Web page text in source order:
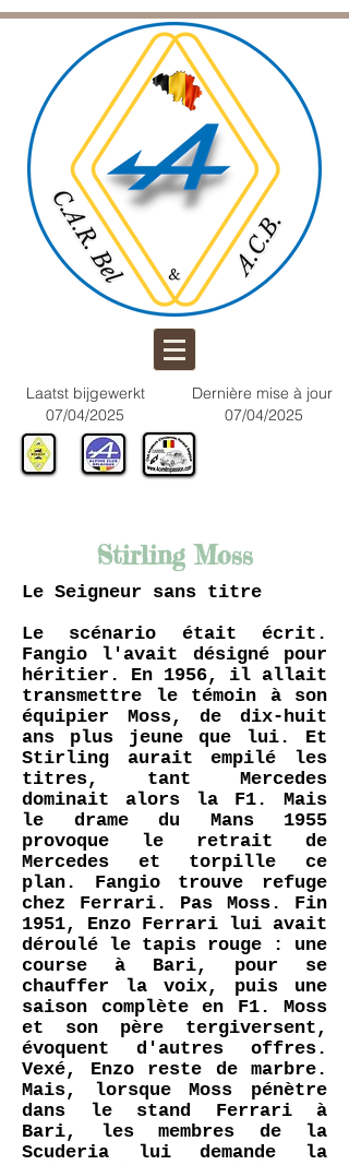
Laatst bijgewerkt
07/04/2025
Dernière mise à jour
07/04/2025
Stirling Moss
Le Seigneur sans titre
Le scénario était écrit.
Fangio l'avait désigné pour
héritier. En 1956, il allait
transmettre le témoin à son
équipier Moss, de dix-huit
ans plus jeune que lui. Et
Stirling aurait empilé les
titres, tant Mercedes
dominait alors la F1. Mais
le drame du Mans 1955
provoque le retrait de
Mercedes et torpille ce
plan. Fangio trouve refuge
chez Ferrari. Pas Moss. Fin
1951, Enzo Ferrari lui avait
déroulé le tapis rouge : une
course à Bari, pour se
chauffer la voix, puis une
saison complète en F1. Moss
et son père tergiversent,
évoquent d'autres offres.
Vexé, Enzo reste de marbre.
Mais, lorsque Moss pénètre
dans le stand Ferrari à
Bari, les membres de la
Scuderia lui demande la